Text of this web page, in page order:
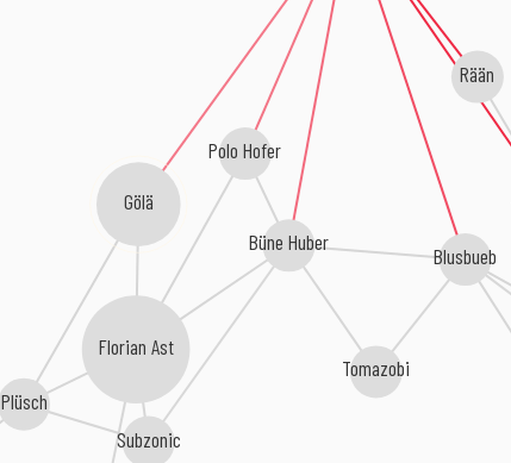
Rään
Blusbueb
Büne Huber
Polo Hofer
Gölä
Florian Ast
Plüsch
Tomazobi
Subzonic